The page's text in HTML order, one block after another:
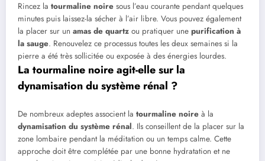
Rincez la tourmaline noire sous l’eau courante pendant quelques
minutes puis laissez-la sécher à l’air libre. Vous pouvez également
la placer sur un amas de quartz ou pratiquer une purification à
la sauge. Renouvelez ce processus toutes les deux semaines si la
pierre a été très sollicitée ou exposée à des énergies lourdes.
La tourmaline noire agit-elle sur la
dynamisation du système rénal ?
De nombreux adeptes associent la tourmaline noire à la
dynamisation du système rénal. Ils conseillent de la placer sur la
zone lombaire pendant la méditation ou un temps calme. Cette
approche doit être complétée par une bonne hydratation et ne